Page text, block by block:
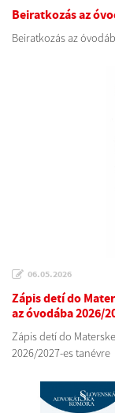
Beiratkozás az
Beiratkozás az
06.05.2026
Zápis detí do
az óvodába 2026/
Zápis detí do
2026/2027-es tanévre